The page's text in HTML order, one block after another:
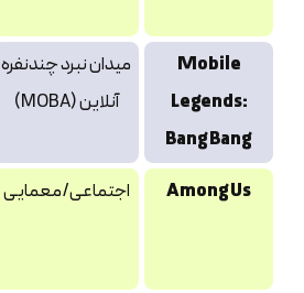
Mobile
Legends:
Bang Bang
میدان نبرد چندنفره
آنلاین (MOBA)
Among Us اجتماعی/معمایی